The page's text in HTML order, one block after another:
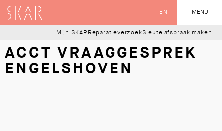
MENU
SLUIT
EN
SKAR
Mijn SKAR ReparatieverzoekSleutelafspraak maken
ACCT VRAAGGESPREK
ENGELSHOVEN